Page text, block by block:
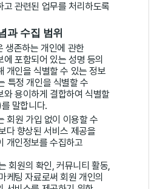
고 관련된 업무를 처리하도록
과 수집 범위
생존하는 개인에 관한
포함되어 있는 성명 등의
개인을 식별할 수 있는 정보
특정 개인을 식별할 수
와 용이하게 결합하여 식별할
말합니다.
회원 가입 없이 이용할 수
다 향상된 서비스 제공을
개인정보를 수집하고
회원의 확인, 커뮤니티 활동,
케팅 자료로써 회원 개인의